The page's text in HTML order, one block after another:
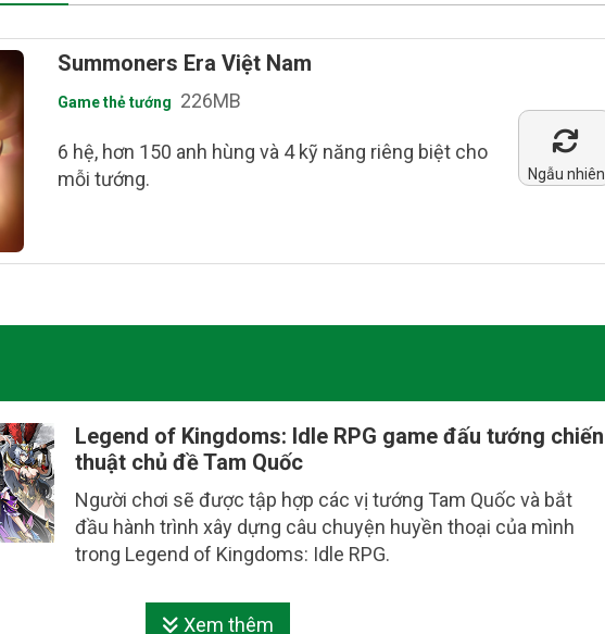
Summoners Era Việt Nam
Game thẻ tướng 226MB
6 hệ, hơn 150 anh hùng và 4 kỹ năng riêng biệt cho
mỗi tướng.
Ngẫu nhiên
Legend of Kingdoms: Idle RPG game đấu tướng chiến
thuật chủ đề Tam Quốc
Người chơi sẽ được tập hợp các vị tướng Tam Quốc và bắt
đầu hành trình xây dựng câu chuyện huyền thoại của mình
trong Legend of Kingdoms: Idle RPG.
Xem thêm